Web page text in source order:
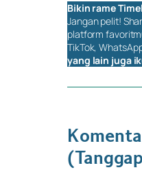
Bikin rame
Jangan pelit!
platform
TikTok,
yang lain juga